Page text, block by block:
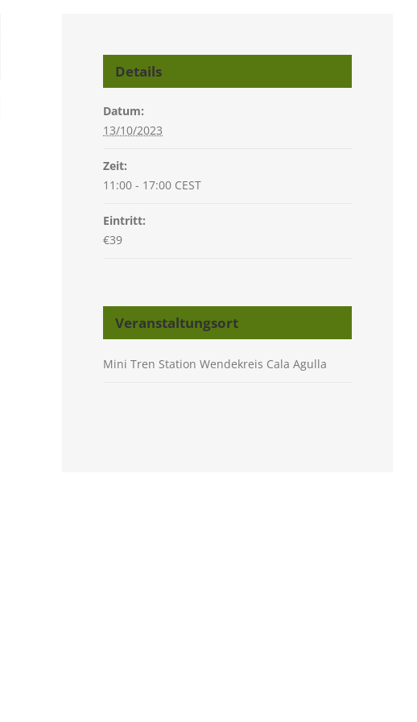
Details
Datum:
13/10/2023
Zeit:
11:00 - 17:00 CEST
Eintritt:
€39
Veranstaltungsort
Mini Tren Station Wendekreis Cala Agulla